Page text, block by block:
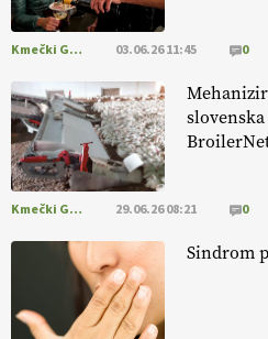
Kmečki Glas 03.06.26 11:45 0
Kmečki Glas 29.06.26 08:21 0
Sindrom